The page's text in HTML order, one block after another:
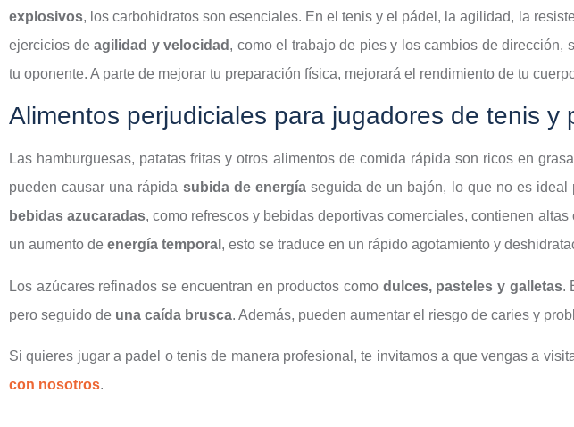
explosivos, los carbohidratos son esenciales. En el tenis y el pádel, la agilidad, la
ejercicios de agilidad y velocidad , como el trabajo de pies y los cambios de dirección,
tu oponente. A parte de mejorar tu preparación física, mejorará el rendimiento de tu
Alimentos perjudiciales para jugadores de tenis y
Las hamburguesas, patatas fritas y otros alimentos de comida rápida son ricos en
pueden causar una rápida subida de energíaseguida de un bajón, lo que no es ideal
bebidas azucaradas, como refrescos y bebidas deportivas comerciales, contienen
un aumento de energía temporal , esto se traduce en un rápido agotamiento y
Los azúcares refinados se encuentran en productos como dulces, pasteles y galletas.
pero seguido de una caída brusca. Además, pueden aumentar el riesgo de caries y
Si quieres jugar a padel o tenis de manera profesional, te invitamos a que vengas a
con nosotros.